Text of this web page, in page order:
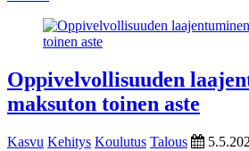
Oppivelvollisuuden
maksuton toinen aste
Kasvu Kehitys Koulutus Talous